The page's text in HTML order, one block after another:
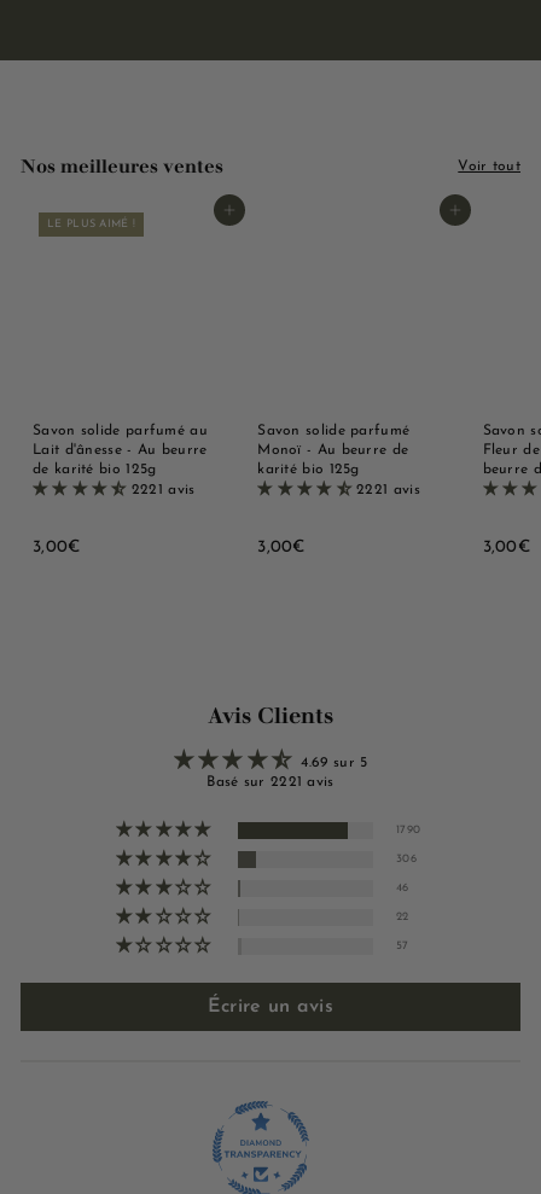
Nos meilleures ventes Voir tout
Ajouter au panier
LE PLUS AIMÉ !
Savon solide parfumé au
Lait d'ânesse - Au beurre
de karité bio 125g
2221 avis
3,00€3
Ajouter au panier
Savon solide parfumé
Monoï - Au beurre de
karité bio 125g
2221 avis
3,00€3
Savon
Fleur
beurre
3,00€3
Avis Clients
4.69 sur 5
Basé sur 2221 avis
1790
306
46
22
57
Écrire un avis